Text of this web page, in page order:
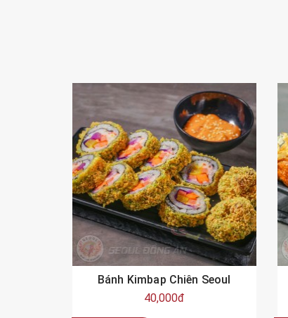
Bánh Kimbap Chiên Seoul
40,000đ